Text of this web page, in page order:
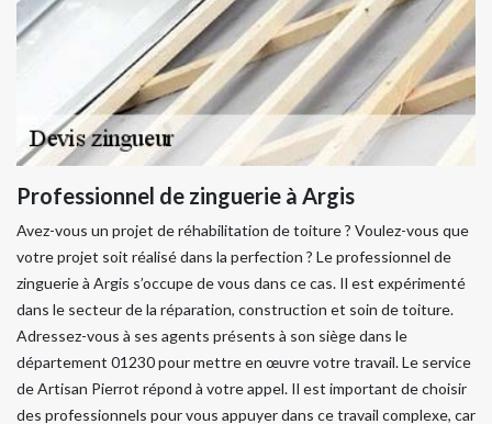
Professionnel de zinguerie à Argis
Avez-vous un projet de réhabilitation de toiture ? Voulez-vous que
votre projet soit réalisé dans la perfection ? Le professionnel de
zinguerie à Argis s’occupe de vous dans ce cas. Il est expérimenté
dans le secteur de la réparation, construction et soin de toiture.
Adressez-vous à ses agents présents à son siège dans le
département 01230 pour mettre en œuvre votre travail. Le service
de Artisan Pierrot répond à votre appel. Il est important de choisir
des professionnels pour vous appuyer dans ce travail complexe, car